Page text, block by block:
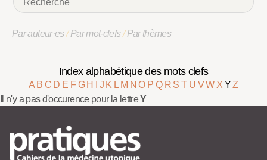
Par auteur·es/Par mot-clefs/Par thèmes
Index alphabétique des mots clefs
A B C D E F G H J K L M NO P Q R ST U VW X YZ
Il n'y a pas d'occurence pour la lettreY